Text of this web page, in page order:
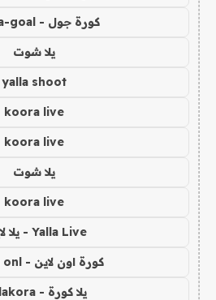
كورة جول - koora-goal
يلا شوت
yalla shoot
koora live
koora live
يلا شوت
koora live
Yalla Live - يلا لايف
كورة اون لاين - koora onl
يلا كورة - yallakora